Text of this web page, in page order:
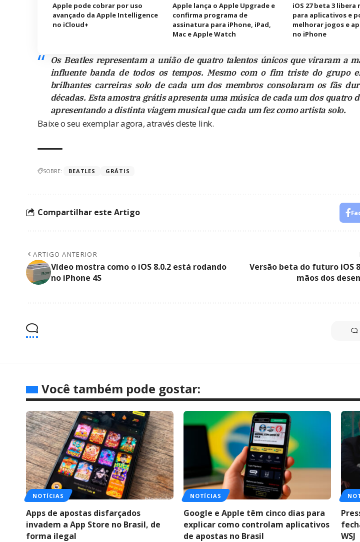
Apple pode cobrar por uso
avançado da Apple Intelligence
no iCloud+
Apple lança o Apple Upgrade e
confirma programa de
assinatura para iPhone, iPad,
Mac e Apple Watch
iOS 27 beta 3 libera
para aplicativos e
melhorar jogos e
no iPhone
Os Beatles representam a união de quatro talentos únicos que viraram a
influente banda de todos os tempos. Mesmo com o fim triste do grupo
brilhantes carreiras solo de cada um dos membros consolaram os fãs
décadas. Esta amostra grátis apresenta uma música de cada um dos quatro
apresentando a distinta viagem musical que cada um fez como artista solo.
Baixe o seu exemplar agora, atravésdeste link.
SOBRE: BEATLES GRÁTIS
Compartilhar este Artigo
ARTIGO ANTERIOR
Vídeo mostra como o iOS 8.0.2 está rodando
no iPhone 4S
Versão beta do futuro iOS
mãos dos
Você também pode gostar:
NOTÍCIAS
Apps de apostas disfarçados
invadem a App Store no Brasil, de
forma ilegal
NOTÍCIAS
Google e Apple têm cinco dias para
explicar como controlam aplicativos
de apostas no Brasil
WSJ